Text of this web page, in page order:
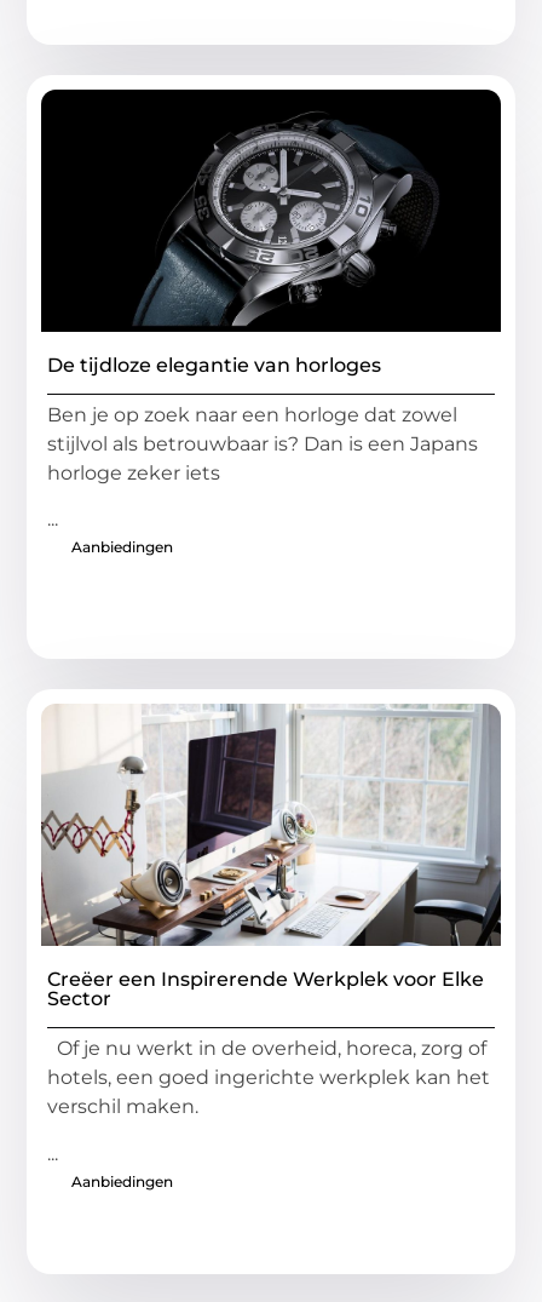
De tijdloze elegantie van horloges
Ben je op zoek naar een horloge dat zowel
stijlvol als betrouwbaar is? Dan is een Japans
horloge zeker iets
...
Aanbiedingen
Creëer een Inspirerende Werkplek voor Elke
Sector
Of je nu werkt in de overheid, horeca, zorg of
hotels, een goed ingerichte werkplek kan het
verschil maken.
...
Aanbiedingen